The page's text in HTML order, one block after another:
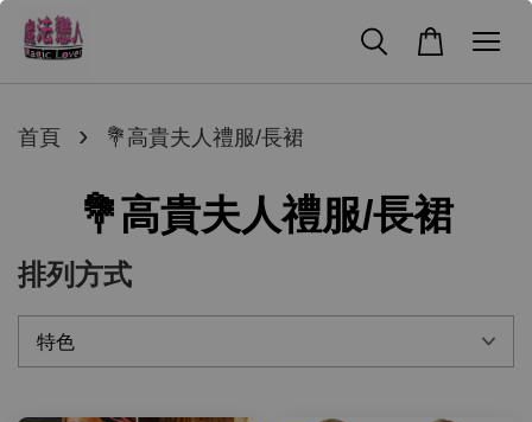
首頁 › 💐高貴夫人禮服/長裙
💐高貴夫人禮服/長裙
排列方式